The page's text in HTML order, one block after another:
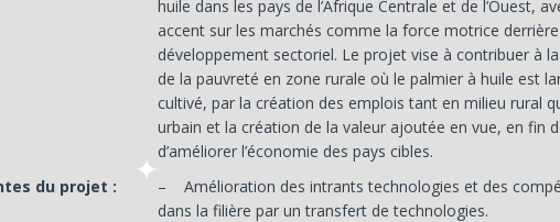
huile dans les pays de l’Afrique Centrale et de l’Ouest,
accent sur les marchés comme la force motrice
développement sectoriel. Le projet vise à contribuer à
de la pauvreté en zone rurale où le palmier à huile est
cultivé, par la création des emplois tant en milieu rural
urbain et la création de la valeur ajoutée en vue, en fin
d’améliorer l’économie des pays cibles.
du projet :
– Amélioration des intrants technologies et des
dans la filière par un transfert de technologies.